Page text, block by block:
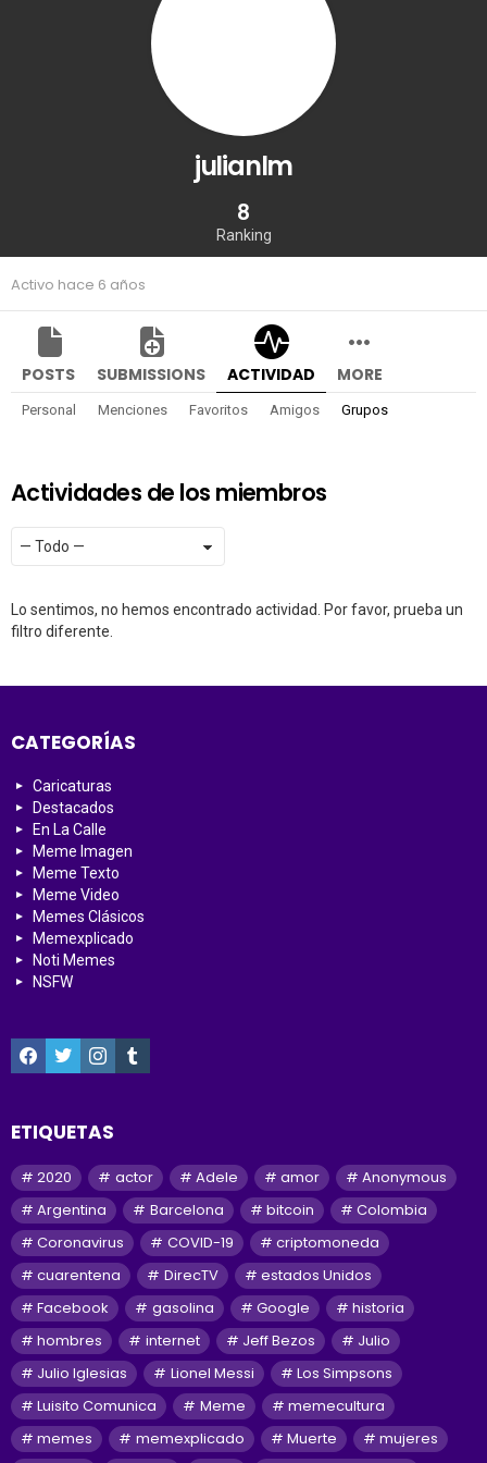
julianlm
8
Ranking
Activo hace 6 años
POSTS SUBMISSIONS ACTIVIDAD MORE
Personal Menciones Favoritos Amigos Grupos
Actividades de los miembros
RSS
Mostrar:
Lo sentimos, no hemos encontrado actividad. Por favor, prueba un
filtro diferente.
CATEGORÍAS
Caricaturas
Destacados
En La Calle
Meme Imagen
Meme Texto
Meme Video
Memes Clásicos
Memexplicado
Noti Memes
NSFW
facebooktwitterinstagramtumblr
ETIQUETAS
2020 actor Adele amor
Anonymous
Argentina
Barcelona bitcoin
Colombia
Coronavirus
COVID-19
criptomoneda
cuarentena
DirecTV
estados Unidos
Facebook
gasolina Google
historia
hombres
internet Jeff Bezos
Julio
Julio Iglesias
Lionel Messi
Los Simpsons
Luisito Comunica
Meme
memecultura
memes
memexplicado Muerte
mujeres